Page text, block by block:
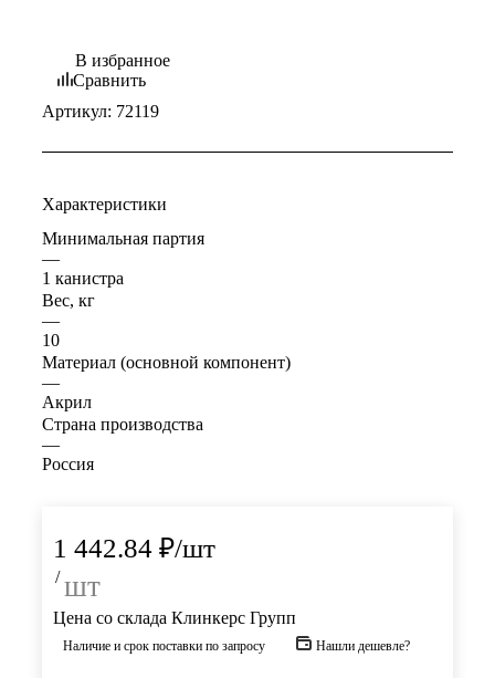
В избранное
Сравнить
Артикул: 72119
Характеристики
Минимальная партия
—
1 канистра
Вес, кг
—
10
Материал (основной компонент)
—
Акрил
Страна производства
—
Россия
1 442.84 ₽/шт
/ шт
Цена со склада Клинкерс Групп
Наличие и срок поставки по запросу Нашли дешевле?